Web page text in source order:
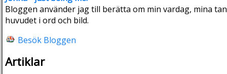
Bloggen använder jag till berätta om min vardag, mina
huvudet i ord och bild.
Besök Bloggen
Artiklar